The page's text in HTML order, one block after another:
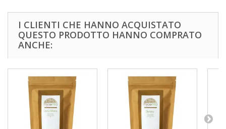
I CLIENTI CHE HANNO ACQUISTATO
QUESTO PRODOTTO HANNO COMPRATO
ANCHE: